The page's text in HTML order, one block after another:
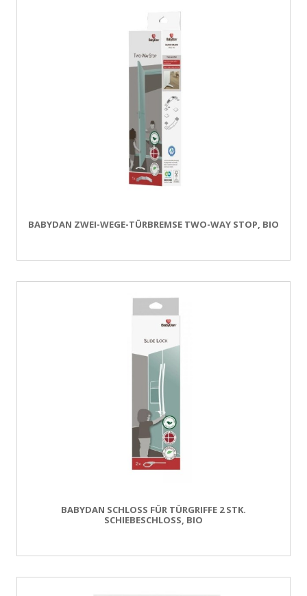
BABYDAN ZWEI-WEGE-TÜRBREMSE TWO-WAY STOP, BIO
BABYDAN SCHLOSS FÜR TÜRGRIFFE 2 STK.
SCHIEBESCHLOSS, BIO